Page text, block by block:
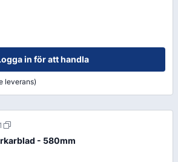
in för att handla
leverans)
- 580mm